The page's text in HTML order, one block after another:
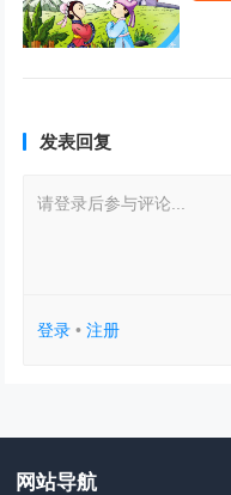
发表回复
请登录后参与评论...
登录 •注册
网站导航